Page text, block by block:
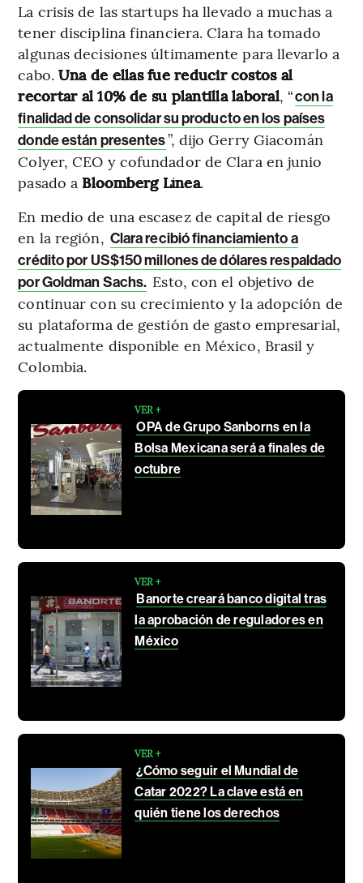
La crisis de las startups ha llevado a muchas a
tener disciplina financiera. Clara ha tomado
algunas decisiones últimamente para llevarlo a
cabo. Una de ellas fue reducir costos al
recortar al 10% de su plantilla laboral, “con la
finalidad de consolidar su producto en los países
donde están presentes”, dijo Gerry Giacomán
Colyer, CEO y cofundador de Clara en junio
pasado a Bloomberg Línea.
En medio de una escasez de capital de riesgo
en la región, Clara recibió financiamiento a
crédito por US$150 millones de dólares respaldado
por Goldman Sachs. Esto, con el objetivo de
continuar con su crecimiento y la adopción de
su plataforma de gestión de gasto empresarial,
actualmente disponible en México, Brasil y
Colombia.
VER +
OPA de Grupo Sanborns en la
Bolsa Mexicana será a finales de
octubre
VER +
Banorte creará banco digital tras
la aprobación de reguladores en
México
VER +
¿Cómo seguir el Mundial de
Catar 2022? La clave está en
quién tiene los derechos